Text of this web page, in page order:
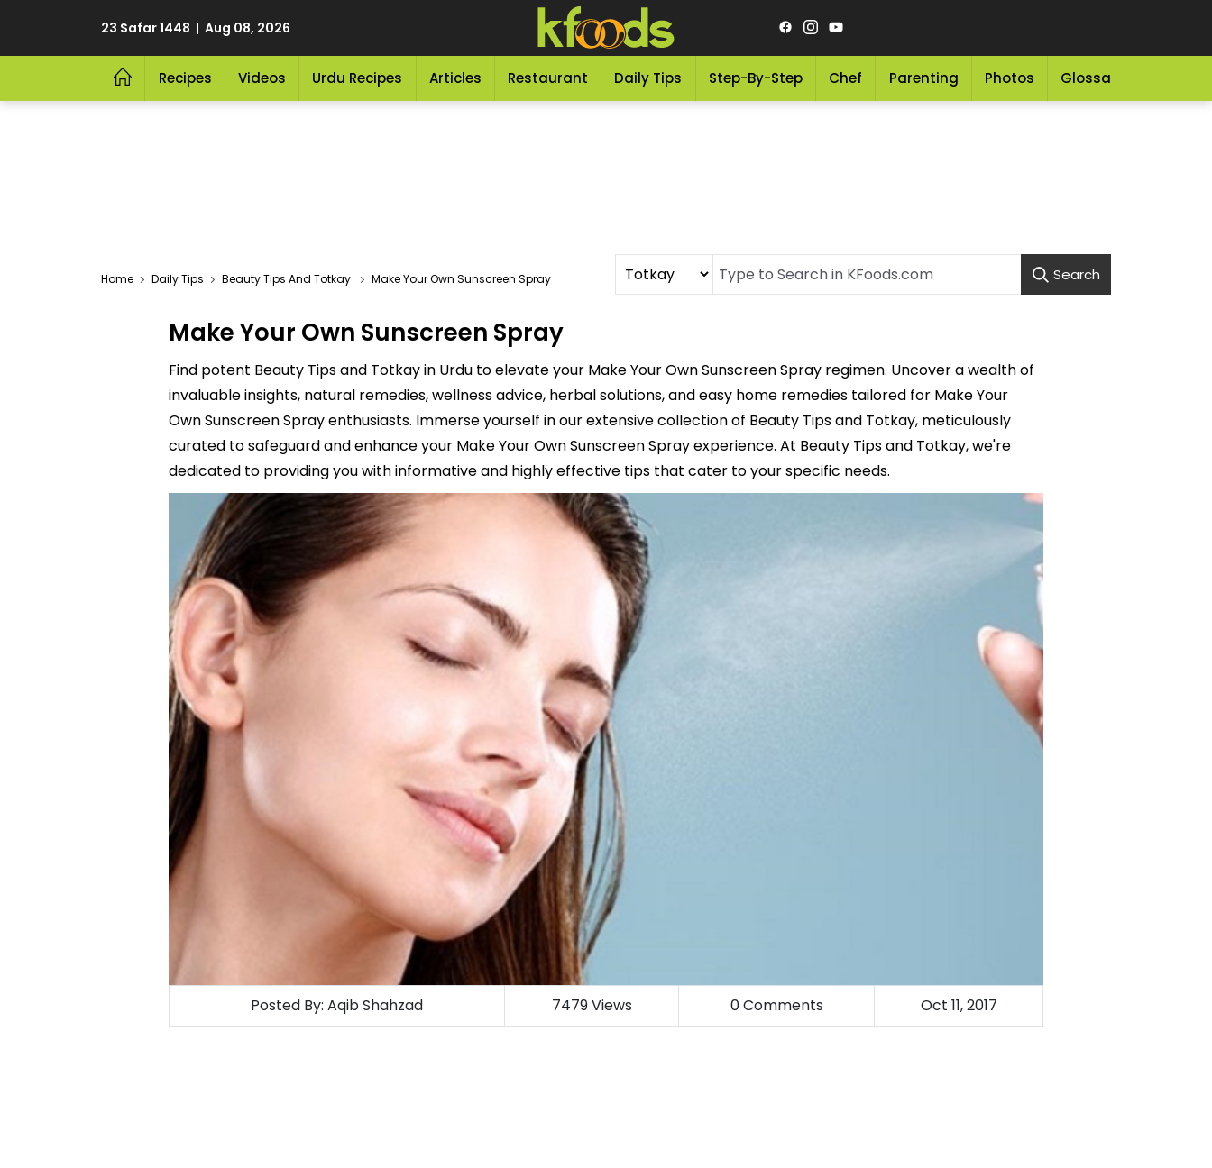
23 Safar 1448 | Aug 08, 2026
Recipes Videos Urdu Recipes Articles Restaurant Daily Tips Step-By-Step Chef Parenting Photos Glossary
Home Daily Tips Beauty Tips And Totkay Make Your Own Sunscreen Spray Search
Make Your Own Sunscreen Spray
Find potent Beauty Tips and Totkay in Urdu to elevate your Make Your Own Sunscreen Spray regimen. Uncover a wealth of
invaluable insights, natural remedies, wellness advice, herbal solutions, and easy home remedies tailored for Make Your
Own Sunscreen Spray enthusiasts. Immerse yourself in our extensive collection of Beauty Tips and Totkay, meticulously
curated to safeguard and enhance your Make Your Own Sunscreen Spray experience. At Beauty Tips and Totkay, we're
dedicated to providing you with informative and highly effective tips that cater to your specific needs.
Posted By: Aqib Shahzad 7479Views 0Comments Oct 11, 2017